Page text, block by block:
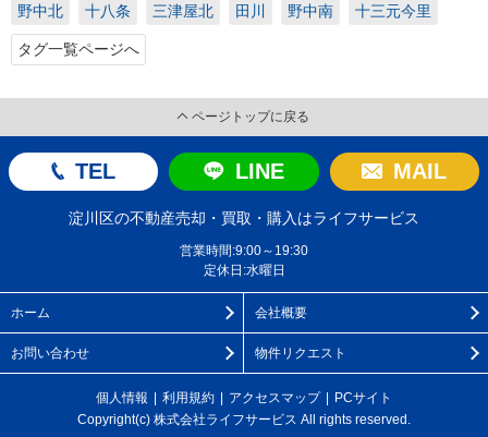
野中北 十八条 三津屋北 田川 野中南 十三元今里
タグ一覧ページへ
ページトップに戻る
TEL LINE MAIL
淀川区の不動産売却・買取・購入はライフサービス
営業時間:9:00～19:30
定休日:水曜日
ホーム 会社概要
お問い合わせ 物件リクエスト
個人情報 利用規約 アクセスマップ
PCサイト
Copyright(c) 株式会社ライフサービス All rights reserved.